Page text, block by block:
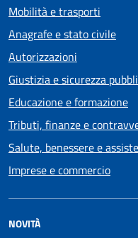
Mobilità e trasporti
Anagrafe e stato civile
Autorizzazioni
Giustizia e sicurezza
Educazione e formazione
Tributi, finanze e
Salute, benessere e
Imprese e commercio
NOVITÀ